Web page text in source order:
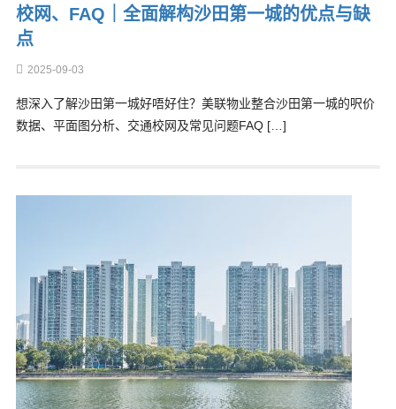
校网、FAQ｜全面解构沙田第一城的优点与缺
点
2025-09-03
想深入了解沙田第一城好唔好住？美联物业整合沙田第一城的呎价
数据、平面图分析、交通校网及常见问题FAQ […]